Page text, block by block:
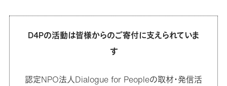
D4Pの活動は皆様からのご寄付に支えられていま
す
認定NPO法人Dialogue for Peopleの取材・発信活